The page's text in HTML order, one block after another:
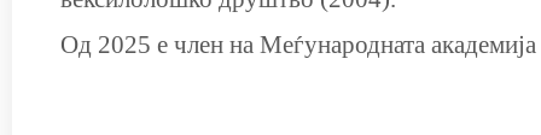
Од 2025 е член на Меѓународната